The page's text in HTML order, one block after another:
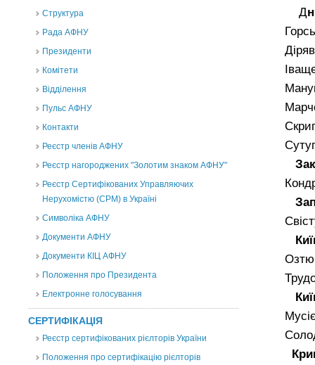
Структура
Рада АФНУ
Президенти
Комітети
Відділення
Пульс АФНУ
Контакти
Реєстр членів АФНУ
Реєстр нагороджених "Золотим знаком АФНУ"
Реєстр Сертифікованих Управляючих
Нерухомістю (CPM) в Україні
Символіка АФНУ
Документи АФНУ
Документи КІЦ АФНУ
Положення про Президента
Електронне голосування
СЕРТИФІКАЦІЯ
Реєстр сертифікованих рієлторів України
Положення про сертифікацію рієлторів
Д